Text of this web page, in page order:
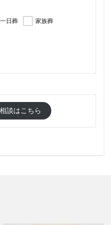
一日葬
家族葬
談はこちら